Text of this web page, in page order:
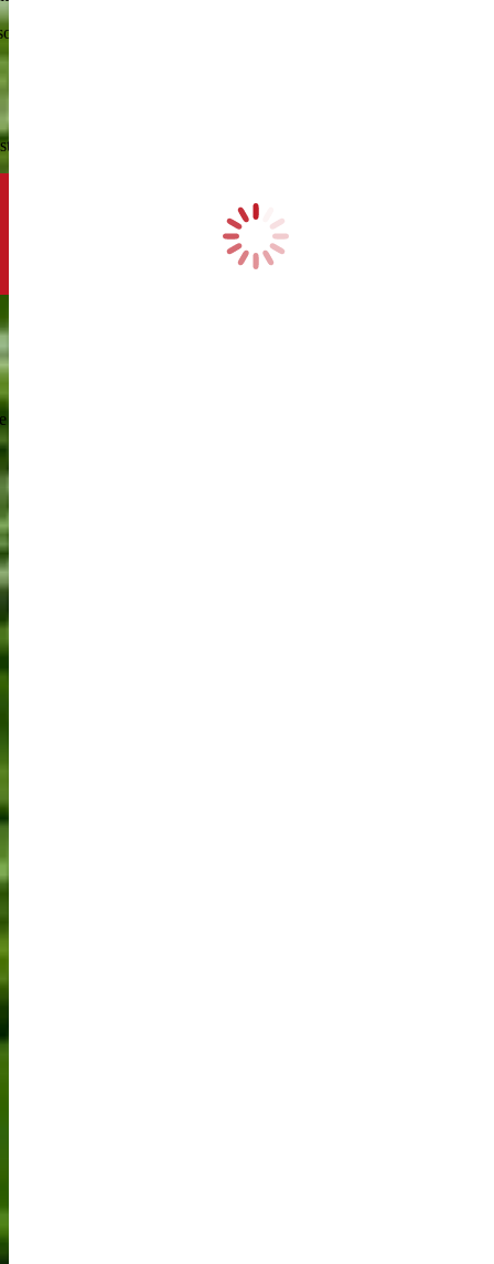
d’hibernation…mais promis il n’y a pas d’ours dans nos
à l’apéritif avec du fromage de chèvre ou de brebis.
jus de citron, sel